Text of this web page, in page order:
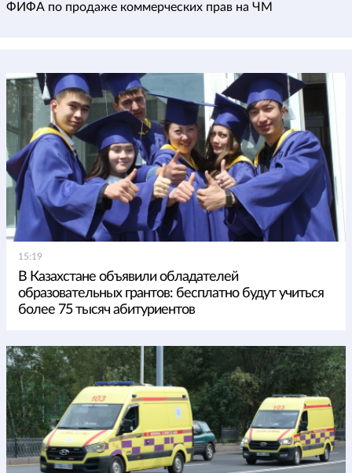
ФИФА по продаже коммерческих прав на ЧМ
15:19
В Казахстане объявили обладателей
образовательных грантов: бесплатно будут учиться
более 75 тысяч абитуриентов